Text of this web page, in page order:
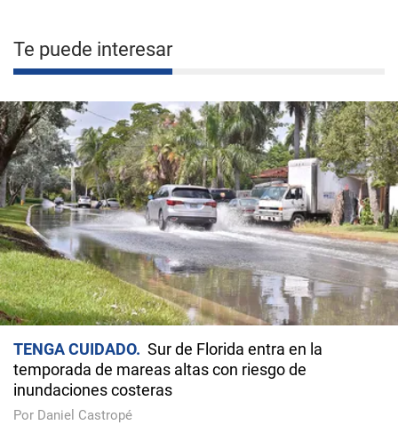
Te puede interesar
TENGA CUIDADO
Sur de Florida entra en la
temporada de mareas altas con riesgo de
inundaciones costeras
Por Daniel Castropé